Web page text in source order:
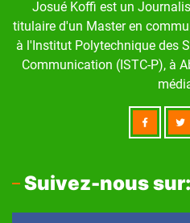
Josué Koffi est un
titulaire d'un Master en
à l'Institut Polytechnique des
Communication (ISTC-P), à
Suivez-nous sur: